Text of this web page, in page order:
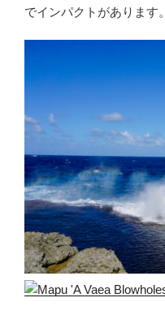
でインパクトがあります。